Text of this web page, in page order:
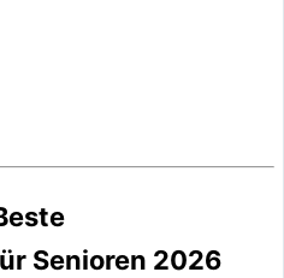
Senioren 2026